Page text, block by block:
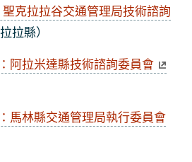
克拉拉谷交通管理局技術諮詢
拉縣）
阿拉米達縣技術諮詢委員會
馬林縣交通管理局執行委員會